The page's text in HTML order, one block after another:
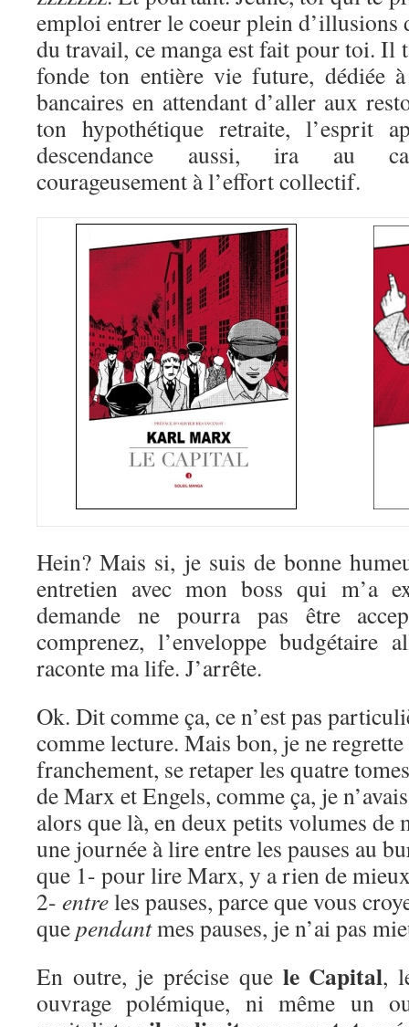
emploi entrer le coeur plein d’illusions
du travail, ce manga est fait pour toi. Il
fonde ton entière vie future, dédiée
bancaires en attendant d’aller aux
ton hypothétique retraite, l’esprit
descendance aussi, ira au
courageusement à l’effort collectif.
Hein? Mais si, je suis de bonne
entretien avec mon boss qui m’a
demande ne pourra pas être
comprenez, l’enveloppe budgétaire
raconte ma life. J’arrête.
Ok. Dit comme ça, ce n’est pas
comme lecture. Mais bon, je ne regrette
franchement, se retaper les quatre
de Marx et Engels, comme ça, je
alors que là, en deux petits volumes de
une journée à lire entre les pauses au
que 1- pour lire Marx, y a rien de
2- entreles pauses, parce que vous
quependantmes pauses, je n’ai pas
En outre, je précise que le Capital,
ouvrage polémique, ni même un